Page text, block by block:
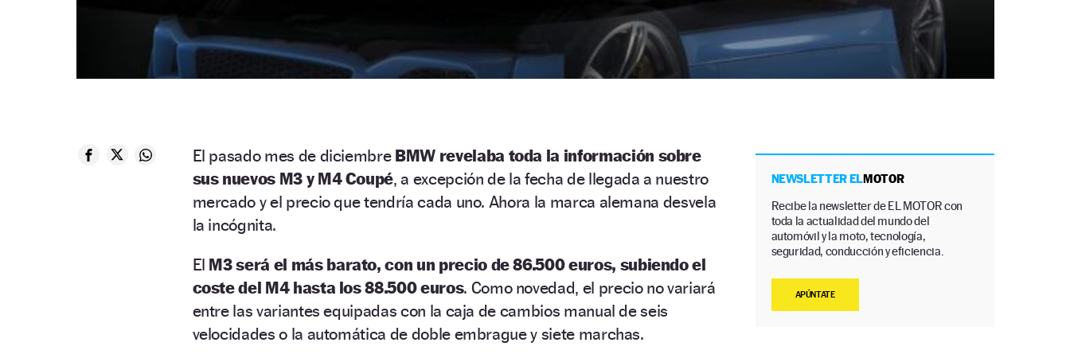
El pasado mes de diciembre BMW revelaba toda la información sobre
sus nuevos M3 y M4 Coupé, a excepción de la fecha de llegada a nuestro
mercado y el precio que tendría cada uno. Ahora la marca alemana desvela
la incógnita.
El M3 será el más barato, con un precio de 86.500 euros, subiendo el
coste del M4 hasta los 88.500 euros. Como novedad, el precio no variará
entre las variantes equipadas con la caja de cambios manual de seis
velocidades o la automática de doble embrague y siete marchas.
NEWSLETTER ELMOTOR
Recibe la newsletter de EL MOTOR con
toda la actualidad del mundo del
automóvil y la moto, tecnología,
seguridad, conducción y eficiencia.
APÚNTATE